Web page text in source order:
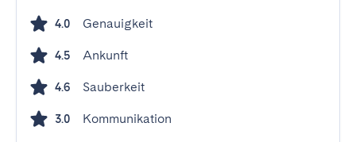
4.0 Genauigkeit
4.5 Ankunft
4.6 Sauberkeit
3.0 Kommunikation